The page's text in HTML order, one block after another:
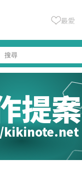
最愛
提案